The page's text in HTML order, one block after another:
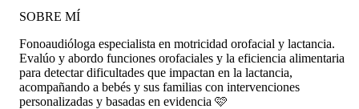
SOBRE MÍ
Fonoaudióloga especialista en motricidad orofacial y lactancia.
Evalúo y abordo funciones orofaciales y la eficiencia alimentaria
para detectar dificultades que impactan en la lactancia,
acompañando a bebés y sus familias con intervenciones
personalizadas y basadas en evidencia 🩷